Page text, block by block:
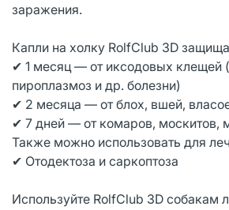
заражения.
Капли на холку RolfClub 3D
✔ 1 месяц — от иксодовых клещей
пироплазмоз и др. болезни)
✔ 2 месяца — от блох, вшей,
✔ 7 дней — от комаров, москитов,
Также можно использовать для
✔ Отодектоза и саркоптоза
Используйте RolfClub 3D собакам